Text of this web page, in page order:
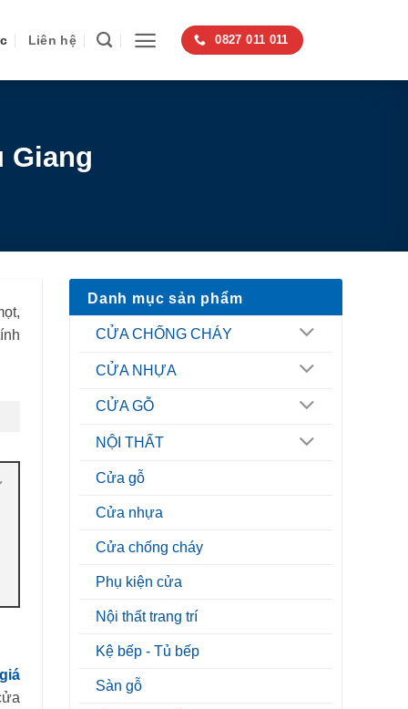
Liên hệ 0827 011 011
Giang
Danh mục sản phẩm
CỬA CHỐNG CHÁY
CỬA NHỰA
CỬA GỖ
NỘI THẤT
Cửa gỗ
Cửa nhựa
Cửa chống cháy
Phụ kiện cửa
Nội thất trang trí
Kệ bếp - Tủ bếp
Sàn gỗ